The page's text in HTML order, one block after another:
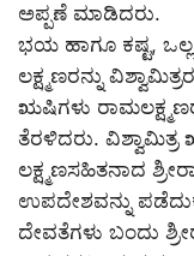
ಅಪ್ಪಣೆ ಮಾಡಿದರು.
ಭಯ ಹಾಗೂ ಕಷ್ಟ,
ಲಕ್ಷ್ಮಣರನ್ನು
ಋಷಿಗಳು
ತೆರಳಿದರು.
ಲಕ್ಷ್ಮಣಸಹಿತನಾದ
ಉಪದೇಶವನ್ನು
ದೇವತೆಗಳು ಬಂದು